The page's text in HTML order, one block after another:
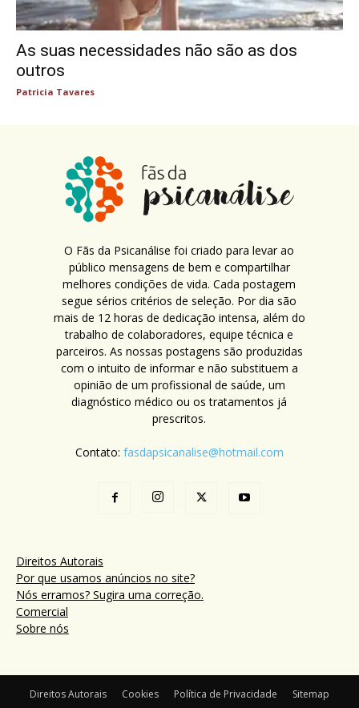
As suas necessidades não são as dos
outros
Patricia Tavares
O Fãs da Psicanálise foi criado para levar ao
público mensagens de bem e compartilhar
melhores condições de vida. Cada postagem
segue sérios critérios de seleção. Por dia são
mais de 12 horas de dedicação intensa, além do
trabalho de colaboradores, equipe técnica e
parceiros. As nossas postagens são produzidas
com o intuito de informar e não substituem a
opinião de um profissional de saúde, um
diagnóstico médico ou os tratamentos já
prescritos.
Contato: fasdapsicanalise@hotmail.com
Direitos Autorais
Por que usamos anúncios no site?
Nós erramos? Sugira uma correção.
Comercial
Sobre nós
Direitos Autorais Cookies Política de Privacidade Sitemap